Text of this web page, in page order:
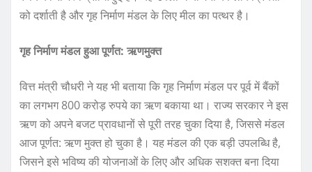
को दर्शाती है और गृह निर्माण मंडल के लिए मील का पत्थर है।
गृह निर्माण मंडल हुआ पूर्णत: ऋणमुक्त
वित्त मंत्री चौधरी ने यह भी बताया कि गृह निर्माण मंडल पर पूर्व में बैंकों
का लगभग 800 करोड़ रुपये का ऋण बकाया था। राज्य सरकार ने इस
ऋण को अपने बजट प्रावधानों से पूरी तरह चुका दिया है, जिससे मंडल
आज पूर्णत: ऋण मुक्त हो चुका है। यह मंडल की एक बड़ी उपलब्धि है,
जिसने इसे भविष्य की योजनाओं के लिए और अधिक सशक्त बना दिया